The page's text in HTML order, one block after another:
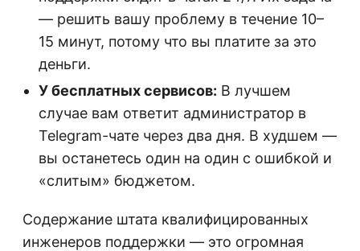
— решить вашу проблему в течение 10–
15 минут, потому что вы платите за это
деньги.
У бесплатных сервисов: В лучшем
случае вам ответит администратор в
Telegram-чате через два дня. В худшем —
вы останетесь один на один с ошибкой и
«слитым» бюджетом.
Содержание штата квалифицированных
инженеров поддержки — это огромная